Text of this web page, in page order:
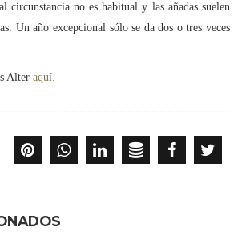
circunstancia no es habitual y las añadas suelen
Un año excepcional sólo se da dos o tres veces
Alter aquí.